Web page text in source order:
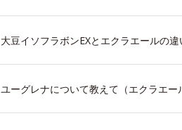
大豆イソフラボンEXとエクラエールの
ユーグレナについて教えて（エクラエー